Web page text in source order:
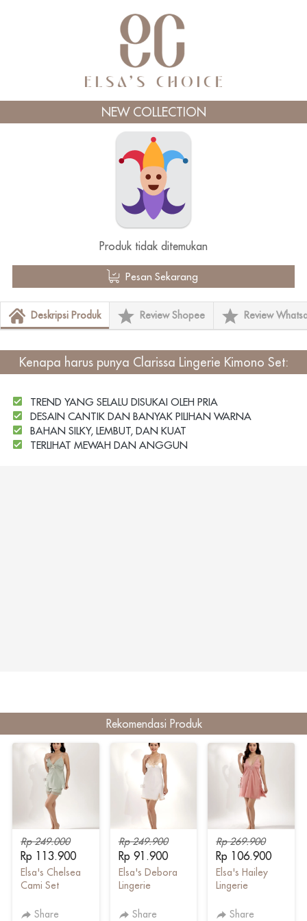
NEW COLLECTION
Produk tidak ditemukan
` Pesan Sekarang
Deskripsi Produk Review Shopee Review
Kenapa harus punya Clarissa Lingerie Kimono Set:
TREND YANG SELALU DISUKAI OLEH PRIA
DESAIN CANTIK DAN BANYAK PILIHAN WARNA
BAHAN SILKY, LEMBUT, DAN KUAT
TERLIHAT MEWAH DAN ANGGUN
Rekomendasi Produk
Rp 249.000
Rp 113.900
Elsa's Chelsea
Cami Set
Share
Rp 249.900
Rp 91.900
Elsa's Debora
Lingerie
Share
Rp 269.900
Rp 106.900
Elsa's Hailey
Lingerie
Share